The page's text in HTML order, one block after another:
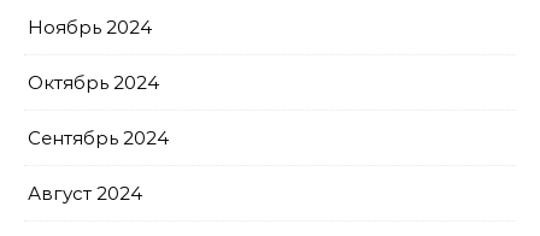
Ноябрь 2024
Октябрь 2024
Сентябрь 2024
Август 2024